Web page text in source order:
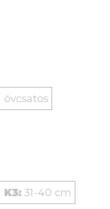
övcsatos
K3:31-40 cm